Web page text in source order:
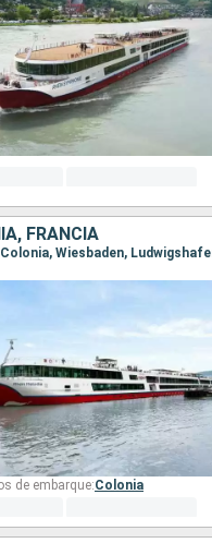
FRANCIA
Wiesbaden,
de embarque:Colonia